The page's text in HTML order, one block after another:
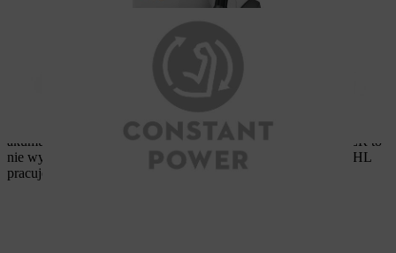
akumulatora systemu AK
W przypadku urządzeń akumulatorowych innych marek moc
zazwyczaj spada podczas pracy wraz ze wzrostem poziomu
rozładowania akumulatora. W przypadku urządzeń
akumulatorowych STIHL systemu AK z CONSTANT POWER to
nie występuje. Dzięki inteligentnej elektronice urządzenie STIHL
pracuje stale z wysoką mocą.